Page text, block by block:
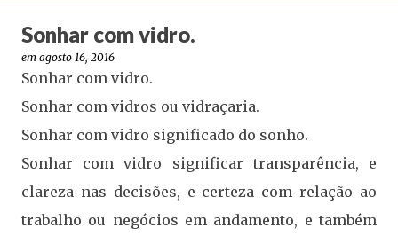
Sonhar com vidro.
em agosto 16, 2016
Sonhar com vidro.
Sonhar com vidros ou vidraçaria.
Sonhar com vidro significado do sonho.
Sonhar com vidro significar transparência, e
clareza nas decisões, e certeza com relação ao
trabalho ou negócios em andamento, e também